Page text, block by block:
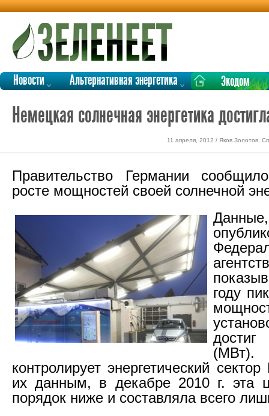
Новости Альтернативная энергетика Экодом
Немецкая солнечная энергетика
11 апреля, 2012 / Яков Золотов,
Правительство Германии
росте мощностей своей солнечной
Данные,
году
достиг
(МВт).
контролирует энергетический
их данным, в декабре 2010 г. эта
порядок ниже и составляла всего